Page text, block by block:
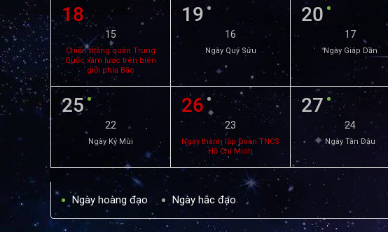
18
15
Chiến thắng quân Trung
Quốc xâm lược trên biên
giới phía Bắc
19
16
Ngày Quý Sửu
20
17
Ngày Giáp Dần
25
22
Ngày Kỷ Mùi
26
23
Ngày thành lập Đoàn TNCS
Hồ Chí Minh
27
24
Ngày Tân Dậu
Ngày hoàng đạo Ngày hắc đạo